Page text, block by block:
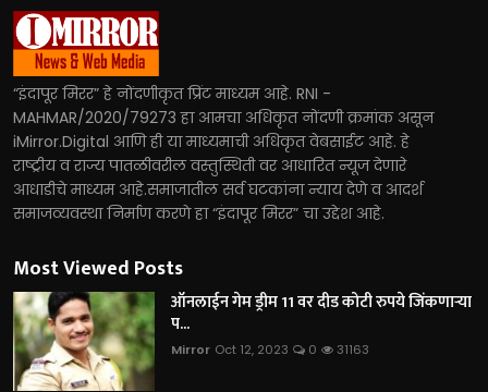
“इंदापूर मिरर” हे नोंदणीकृत प्रिंट माध्यम आहे. RNI -
MAHMAR/2020/79273 हा आमचा अधिकृत नोंदणी क्रमांक असून
iMirror.Digital आणि ही या माध्यमाची अधिकृत वेबसाईट आहे. हे
राष्ट्रीय व राज्य पातळीवरील वस्तुस्थिती वर आधारित न्यूज देणारे
आधाडीचे माध्यम आहे.समाजातील सर्व घटकांना न्याय देणे व आदर्श
समाजव्यवस्था निर्माण करणे हा “इंदापूर मिरर” चा उद्देश आहे.
Most Viewed Posts
ऑनलाईन गेम ड्रीम 11 वर दीड कोटी रुपये जिंकणाऱ्या
प...
Mirror Oct 12, 2023 0 31163